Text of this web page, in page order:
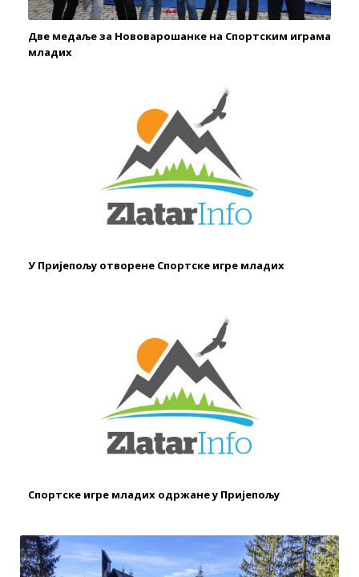
Две медаље за Нововарошанке на Спортским играма
младих
У Пријепољу отворене Спортске игре младих
Спортске игре младих одржане у Пријепољу